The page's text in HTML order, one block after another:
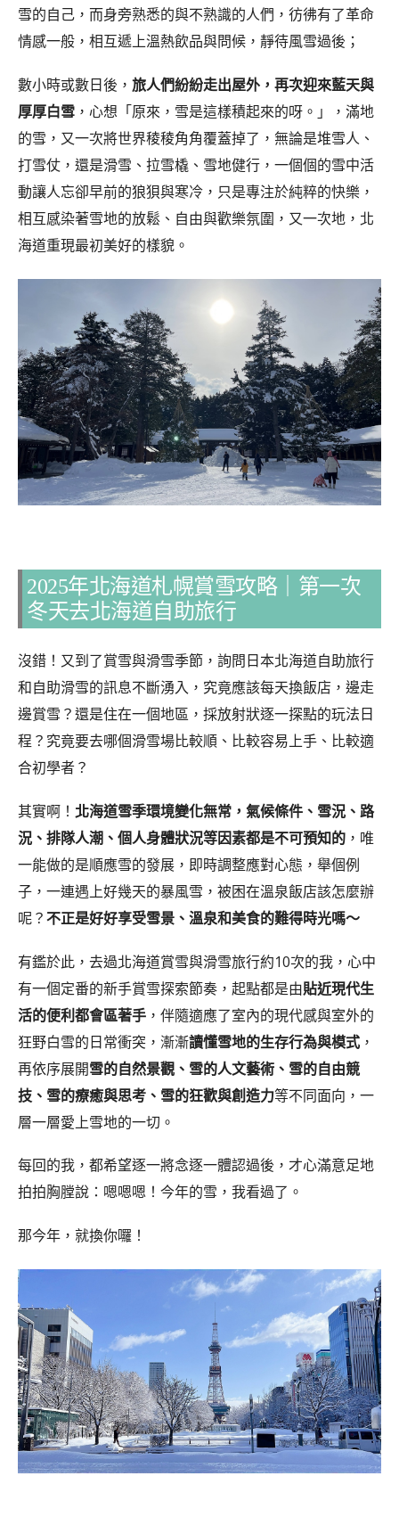
雪的自己，而身旁熟悉的與不熟識的人們，彷彿有了革命
情感一般，相互遞上溫熱飲品與問候，靜待風雪過後；
數小時或數日後， 旅人們紛紛走出屋外，再次迎來藍天與
厚厚白雪 ，心想「原來，雪是這樣積起來的呀。」，滿地
的雪，又一次將世界稜稜角角覆蓋掉了，無論是堆雪人、
打雪仗，還是滑雪、拉雪橇、雪地健行，一個個的雪中活
動讓人忘卻早前的狼狽與寒冷，只是專注於純粹的快樂，
相互感染著雪地的放鬆、自由與歡樂氛圍，又一次地，北
海道重現最初美好的樣貌。
2025年北海道札幌賞雪攻略｜第一次
冬天去北海道自助旅行
沒錯！又到了賞雪與滑雪季節，詢問日本北海道自助旅行
和自助滑雪的訊息不斷湧入，究竟應該每天換飯店，邊走
邊賞雪？還是住在一個地區，採放射狀逐一探點的玩法日
程？究竟要去哪個滑雪場比較順、比較容易上手、比較適
合初學者？
其實啊！ 北海道雪季環境變化無常，氣候條件、雪況、路
況、排隊人潮、個人身體狀況等因素都是不可預知的 ，唯
一能做的是順應雪的發展，即時調整應對心態，舉個例
子，一連遇上好幾天的暴風雪，被困在溫泉飯店該怎麼辦
呢？不正是好好享受雪景、溫泉和美食的難得時光嗎～
有鑑於此，去過北海道賞雪與滑雪旅行約10次的我，心中
有一個定番的新手賞雪探索節奏，起點都是由貼近現代生
活的便利都會區著手 ，伴隨適應了室內的現代感與室外的
狂野白雪的日常衝突，漸漸讀懂雪地的生存行為與模式 ，
再依序展開雪的自然景觀、雪的人文藝術、雪的自由競
技、雪的療癒與思考、雪的狂歡與創造力等不同面向，一
層一層愛上雪地的一切。
每回的我，都希望逐一將念逐一體認過後，才心滿意足地
拍拍胸膛說：嗯嗯嗯！今年的雪，我看過了。
那今年，就換你囉！